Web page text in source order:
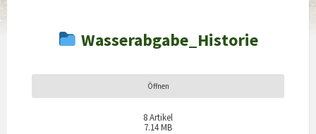
Wasserabgabe_Historie
Öffnen
8Artikel
7.14 MB